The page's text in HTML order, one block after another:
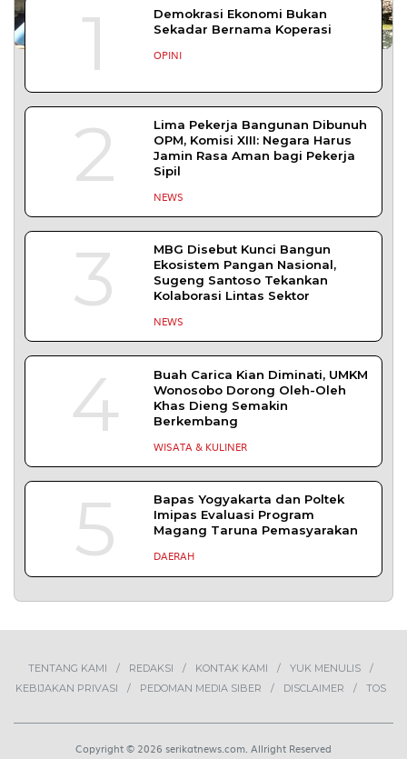
DAERAH
Bapas Yogyakarta dan PN Sleman Perkuat
SLEMAN – Balai Pemasyarakatan (Bapas) Kelas I
Yogyakarta dan Pengadilan
| Agustus 6, 2026
Komisi 1 DPRD Probolinggo Pastikan Kawal
Perbaikan Jalan Terdampak Pembangunan
KKMP di Semampir
Probolinggo – DPRD Kabupaten Probolinggo
meminta kerusakan jalan lingkungan di
TERPOPULER + SELENGKAPNYA
1
Demokrasi Ekonomi Bukan
2
Lima Pekerja Bangunan Dibunuh
OPM, Komisi XIII: Negara Harus
Jamin Rasa Aman bagi Pekerja